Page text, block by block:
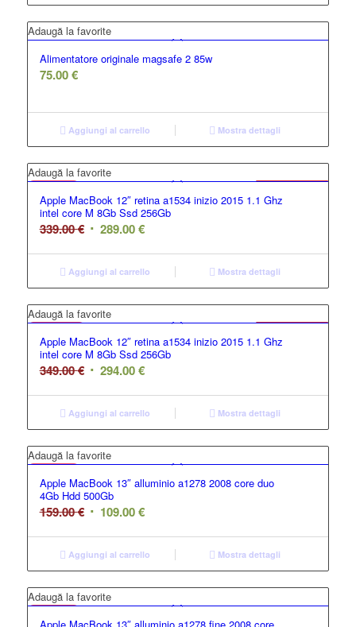
Adaugă la favorite
Alimentatore originale magsafe 2 85w
75.00€
Aggiungi al carrello Mostra dettagli
Adaugă la favorite
GRADO C
Apple MacBook 12″ retina a1534 inizio 2015 1.1 Ghz
intel core M 8Gb Ssd 256Gb
339.00€ 289.00€
Aggiungi al carrello Mostra dettagli
Adaugă la favorite
GRADO BC
Apple MacBook 12″ retina a1534 inizio 2015 1.1 Ghz
intel core M 8Gb Ssd 256Gb
349.00€ 294.00€
Aggiungi al carrello Mostra dettagli
Adaugă la favorite
GRADO B
Apple MacBook 13″ alluminio a1278 2008 core duo
4Gb Hdd 500Gb
159.00€ 109.00€
Aggiungi al carrello Mostra dettagli
Adaugă la favorite
GRADO B